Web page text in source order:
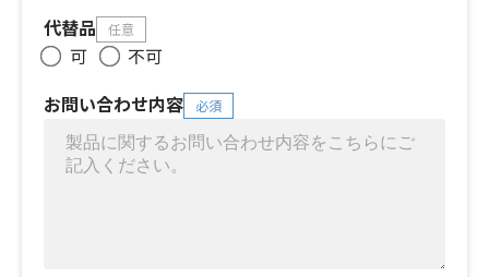
代替品 任意
可
不可
お問い合わせ内容
必須